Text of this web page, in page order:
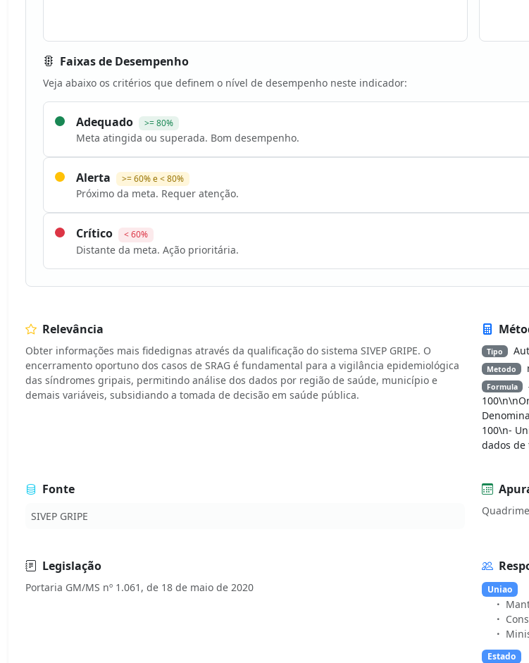
Faixas de Desempenho
Veja abaixo os critérios que definem o nível de desempenho neste indicador:
Adequado >= 80%
Meta atingida ou superada. Bom desempenho.
Alerta >= 60% e < 80%
Próximo da meta. Requer atenção.
Crítico < 60%
Distante da meta. Ação prioritária.
Relevância
Obter informações mais fidedignas através da qualificação do sistema SIVEP GRIPE. O
encerramento oportuno dos casos de SRAG é fundamental para a vigilância epidemiológica
das síndromes gripais, permitindo análise dos dados por região de saúde, município e
demais variáveis, subsidiando a tomada de decisão em saúde pública.
Tipo
Metodo
Formula
100\n-
dados
Fonte
SIVEP GRIPE
Legislação
Uniao
Estado